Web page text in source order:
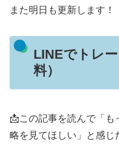
また明日も更新します！
LINEでトレ
料）
📩この記事を読んで「
略を見てほしい」と感じ